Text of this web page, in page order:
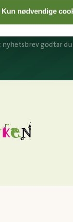
Kun nødvendige
nyhetsbrev godtar du